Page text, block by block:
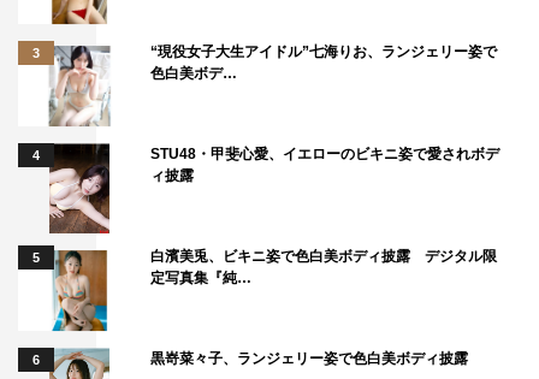
3
“現役女子大生アイドル”七海りお、ランジェリー姿で
色白美ボデ…
4
STU48・甲斐心愛、イエローのビキニ姿で愛されボデ
ィ披露
5
白濱美兎、ビキニ姿で色白美ボディ披露 デジタル限
定写真集『純…
6 黒嵜菜々子、ランジェリー姿で色白美ボディ披露